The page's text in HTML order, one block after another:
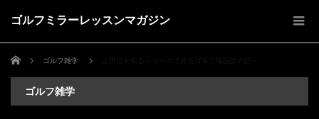
ゴルフミラーレッスンマガジン
ホーム ゴルフ雑学
ゴルフ雑学